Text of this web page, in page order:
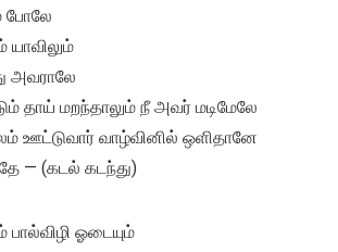
போலே
யாவிலும்
அவராலே
தாய் மறந்தாலும் நீ அவர் மடிமேலே
ஊட்டுவார் வாழ்வினில் ஒளிதானே
— (கடல் கடந்து)
பால்விழி ஓடையும்